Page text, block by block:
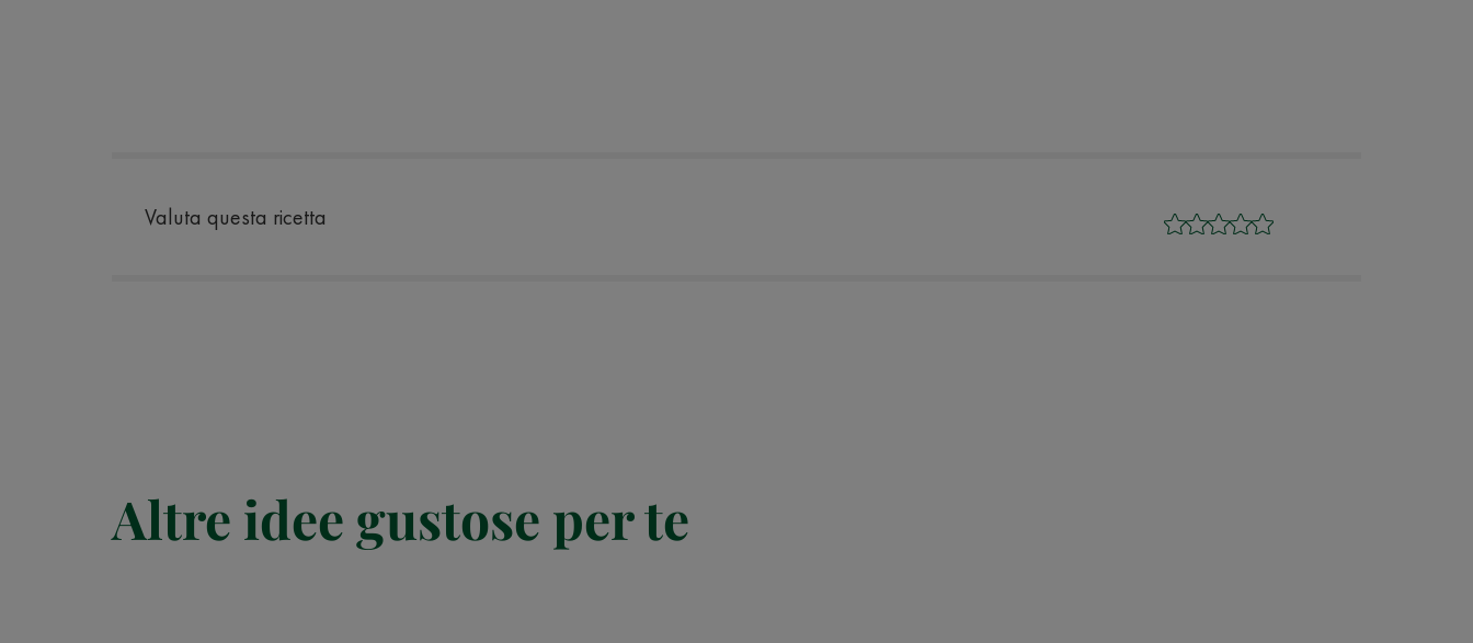
Valuta questa ricetta
Altre idee gustose per te